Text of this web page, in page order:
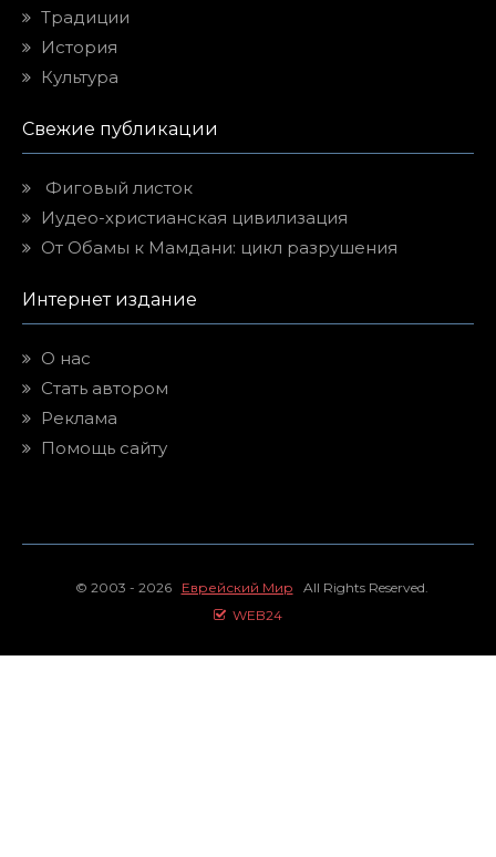
Традиции
История
Культура
Свежие публикации
Фиговый листок
Иудео-христианская цивилизация
От Обамы к Мамдани: цикл разрушения
Интернет издание
О нас
Стать автором
Реклама
Помощь сайту
© 2003 - 2026 Еврейский Мир All Rights Reserved.
WEB24